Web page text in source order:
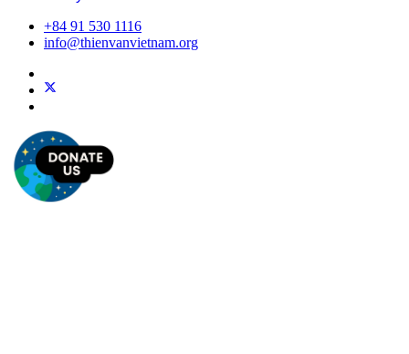
+84 91 530 1116
info@thienvanvietnam.org